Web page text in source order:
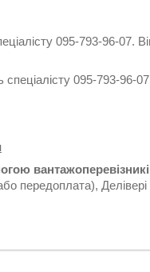
095-793-96-07.
095-793-96-
передоплата),